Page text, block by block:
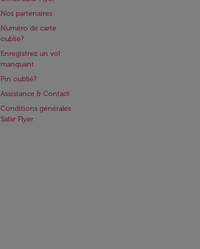
Nos partenaires
Numéro de carte
oublié?
Enregistrez un vol
manquant
Pin oublié?
Assistance & Contact
Conditions générales
Safar Flyer